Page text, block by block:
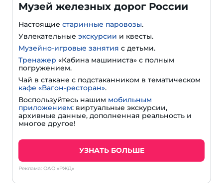
Музей железных дорог России
Настоящие старинные паровозы.
Увлекательные экскурсии и квесты.
Музейно-игровые занятия с детьми.
Тренажер «Кабина машиниста» с полным
погружением.
Чай в стакане с подстаканником в тематическом
кафе «Вагон-ресторан».
Воспользуйтесь нашим мобильным
приложением: виртуальные экскурсии,
архивные данные, дополненная реальность и
многое другое!
УЗНАТЬ БОЛЬШЕ
Реклама: ОАО «РЖД»